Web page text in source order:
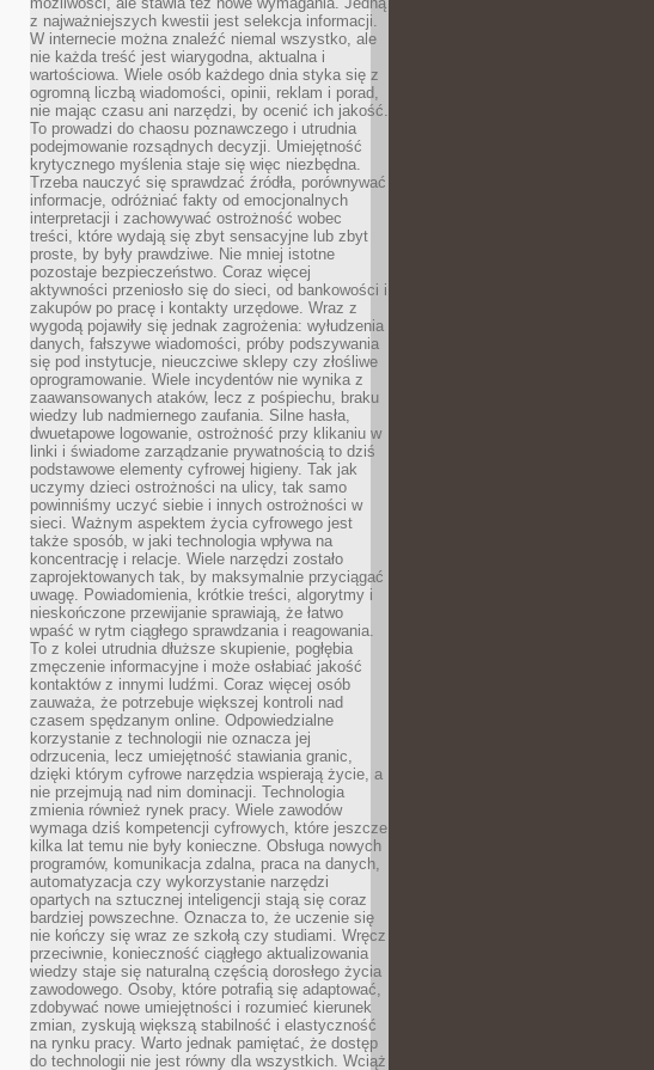
z najważniejszych kwestii jest selekcja informacji.
W internecie można znaleźć niemal wszystko, ale
nie każda treść jest wiarygodna, aktualna i
wartościowa. Wiele osób każdego dnia styka się z
ogromną liczbą wiadomości, opinii, reklam i porad,
nie mając czasu ani narzędzi, by ocenić ich jakość.
To prowadzi do chaosu poznawczego i utrudnia
podejmowanie rozsądnych decyzji. Umiejętność
krytycznego myślenia staje się więc niezbędna.
Trzeba nauczyć się sprawdzać źródła, porównywać
informacje, odróżniać fakty od emocjonalnych
interpretacji i zachowywać ostrożność wobec
treści, które wydają się zbyt sensacyjne lub zbyt
proste, by były prawdziwe. Nie mniej istotne
pozostaje bezpieczeństwo. Coraz więcej
aktywności przeniosło się do sieci, od bankowości i
zakupów po pracę i kontakty urzędowe. Wraz z
wygodą pojawiły się jednak zagrożenia: wyłudzenia
danych, fałszywe wiadomości, próby podszywania
się pod instytucje, nieuczciwe sklepy czy złośliwe
oprogramowanie. Wiele incydentów nie wynika z
zaawansowanych ataków, lecz z pośpiechu, braku
wiedzy lub nadmiernego zaufania. Silne hasła,
dwuetapowe logowanie, ostrożność przy klikaniu w
linki i świadome zarządzanie prywatnością to dziś
podstawowe elementy cyfrowej higieny. Tak jak
uczymy dzieci ostrożności na ulicy, tak samo
powinniśmy uczyć siebie i innych ostrożności w
sieci. Ważnym aspektem życia cyfrowego jest
także sposób, w jaki technologia wpływa na
koncentrację i relacje. Wiele narzędzi zostało
zaprojektowanych tak, by maksymalnie przyciągać
uwagę. Powiadomienia, krótkie treści, algorytmy i
nieskończone przewijanie sprawiają, że łatwo
wpaść w rytm ciągłego sprawdzania i reagowania.
To z kolei utrudnia dłuższe skupienie, pogłębia
zmęczenie informacyjne i może osłabiać jakość
kontaktów z innymi ludźmi. Coraz więcej osób
zauważa, że potrzebuje większej kontroli nad
czasem spędzanym online. Odpowiedzialne
korzystanie z technologii nie oznacza jej
odrzucenia, lecz umiejętność stawiania granic,
dzięki którym cyfrowe narzędzia wspierają życie, a
nie przejmują nad nim dominacji. Technologia
zmienia również rynek pracy. Wiele zawodów
wymaga dziś kompetencji cyfrowych, które jeszcze
kilka lat temu nie były konieczne. Obsługa nowych
programów, komunikacja zdalna, praca na danych,
automatyzacja czy wykorzystanie narzędzi
opartych na sztucznej inteligencji stają się coraz
bardziej powszechne. Oznacza to, że uczenie się
nie kończy się wraz ze szkołą czy studiami. Wręcz
przeciwnie, konieczność ciągłego aktualizowania
wiedzy staje się naturalną częścią dorosłego życia
zawodowego. Osoby, które potrafią się adaptować,
zdobywać nowe umiejętności i rozumieć kierunek
zmian, zyskują większą stabilność i elastyczność
na rynku pracy. Warto jednak pamiętać, że dostęp
do technologii nie jest równy dla wszystkich. Wciąż